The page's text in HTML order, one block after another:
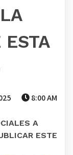
ESTA
8:00 AM
A
ESTE